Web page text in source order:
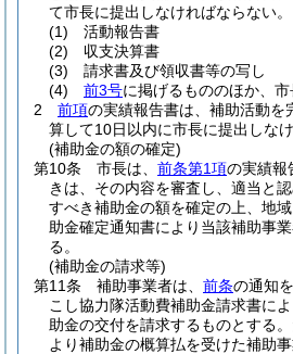
て市長に提出しなければならない。
(1)
活動報告書
(2)
収支決算書
(3)
請求書及び領収書等の写し
(4)
前3号に掲げるもののほか、
2
前項の実績報告書は、補助活動を
算して10日以内に市長に提出しなけ
(補助金の額の確定)
第10条
市長は、 前条第1項の実績報
きは、その内容を審査し、適当と
すべき補助金の額を確定の上、地
助金確定通知書により当該補助事
る。
(補助金の請求等)
第11条
補助事業者は、 前条の通知
こし協力隊活動費補助金請求書に
助金の交付を請求するものとする。
より補助金の概算払を受けた補助事